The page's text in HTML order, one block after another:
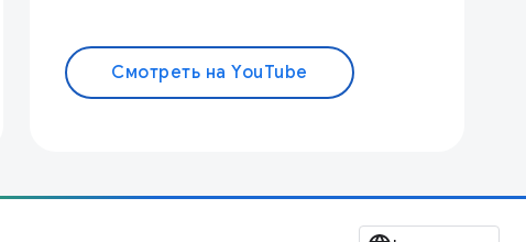
Смотреть на YouTube